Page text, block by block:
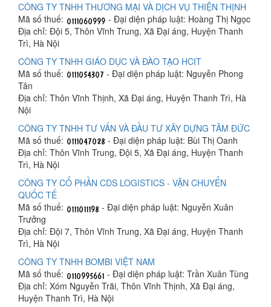
CÔNG TY TNHH THƯƠNG MẠI VÀ DỊCH VỤ THIỆN THỊNH
Mã số thuế:
- Đại diện pháp luật: Hoàng Thị Ngọc
Địa chỉ: Đội 5, Thôn Vĩnh Trung, Xã Đại áng, Huyện Thanh
Trì, Hà Nội
CÔNG TY TNHH GIÁO DỤC VÀ ĐÀO TẠO HCIT
Mã số thuế:
- Đại diện pháp luật: Nguyễn Phong
Tân
Địa chỉ: Thôn Vĩnh Thịnh, Xã Đại áng, Huyện Thanh Trì, Hà
Nội
CÔNG TY TNHH TƯ VẤN VÀ ĐẦU TƯ XÂY DỰNG TÂM ĐỨC
Mã số thuế:
- Đại diện pháp luật: Bùi Thị Oanh
Địa chỉ: Thôn Vĩnh Trung, Đội 5, Xã Đại áng, Huyện Thanh
Trì, Hà Nội
CÔNG TY CỔ PHẦN CDS LOGISTICS - VẬN CHUYỂN
QUỐC TẾ
Mã số thuế:
- Đại diện pháp luật: Nguyễn Xuân
Trưởng
Địa chỉ: Đội 7, Thôn Vĩnh Trung, Xã Đại áng, Huyện Thanh
Trì, Hà Nội
CÔNG TY TNHH BOMBI VIỆT NAM
Mã số thuế:
- Đại diện pháp luật: Trần Xuân Tùng
Địa chỉ: Xóm Nguyễn Trãi, Thôn Vĩnh Thịnh, Xã Đại áng,
Huyện Thanh Trì, Hà Nội